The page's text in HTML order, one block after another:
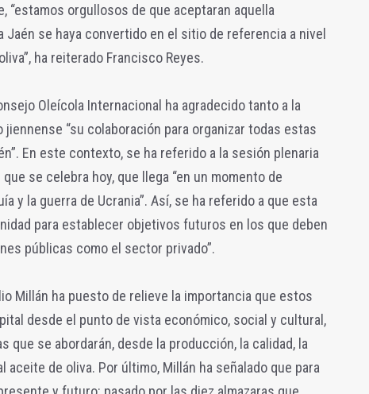
“estamos orgullosos de que aceptaran aquella
se haya convertido en el sitio de referencia a nivel
ha reiterado Francisco Reyes.
Oleícola Internacional ha agradecido tanto a la
“su colaboración para organizar todas estas
En este contexto, se ha referido a la sesión plenaria
se celebra hoy, que llega “en un momento de
y la guerra de Ucrania”. Así, se ha referido a que esta
para establecer objetivos futuros en los que deben
públicas como el sector privado”.
Millán ha puesto de relieve la importancia que estos
desde el punto de vista económico, social y cultural,
que se abordarán, desde la producción, la calidad, la
de oliva. Por último, Millán ha señalado que para